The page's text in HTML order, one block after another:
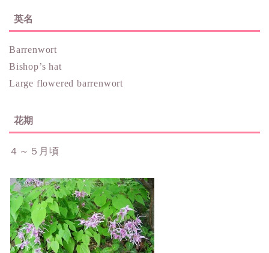
英名
Barrenwort
Bishop’s hat
Large flowered barrenwort
花期
４～５月頃